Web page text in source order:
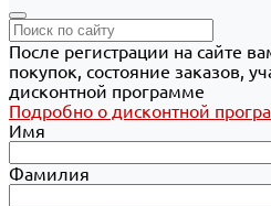
После регистрации на сайте
покупок, состояние заказов,
дисконтной программе
Подробно о дисконтной
Имя
Фамилия